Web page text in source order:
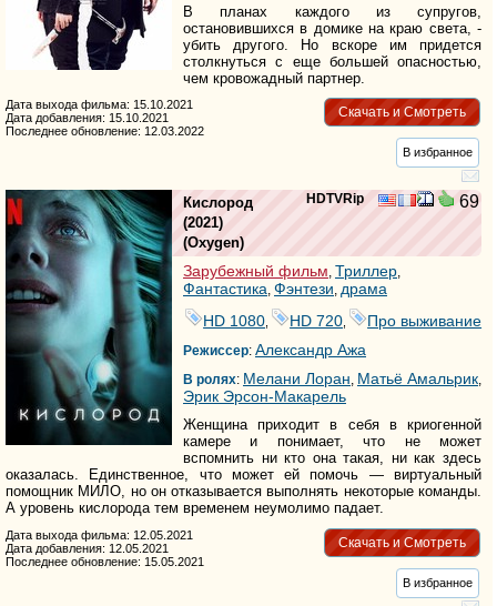
В планах каждого из супругов,
остановившихся в домике на краю света, -
убить другого. Но вскоре им придется
столкнуться с еще большей опасностью,
чем кровожадный партнер.
Скачать и Смотреть
Дата выхода фильма: 15.10.2021
Дата добавления: 15.10.2021
Последнее обновление: 12.03.2022
В избранное
HDTVRip 69
Кислород
(2021)
(Oxygen)
Зарубежный фильм, Триллер,
Фантастика, Фэнтези, драма
HD 1080
HD 720 Про выживание
Режиссер: Александр Ажа
В ролях: Мелани Лоран, Матьё Амальрик,
Эрик Эрсон-Макарель
Женщина приходит в себя в криогенной
камере и понимает, что не может
вспомнить ни кто она такая, ни как здесь
оказалась. Единственное, что может ей помочь — виртуальный
помощник МИЛО, но он отказывается выполнять некоторые команды.
А уровень кислорода тем временем неумолимо падает.
Скачать и Смотреть
Дата выхода фильма: 12.05.2021
Дата добавления: 12.05.2021
Последнее обновление: 15.05.2021
В избранное